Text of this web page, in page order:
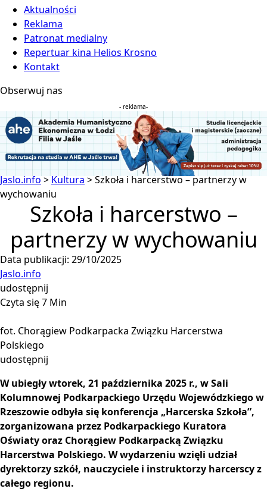
Aktualności
Reklama
Patronat medialny
Repertuar kina Helios Krosno
Kontakt
Obserwuj nas
- reklama-
Jaslo.info>Kultura>Szkoła i harcerstwo – partnerzy w
wychowaniu
Szkoła i harcerstwo –
partnerzy w wychowaniu
Data publikacji: 29/10/2025
Jaslo.info
udostępnij
Czyta się 7 Min
fot. Chorągiew Podkarpacka Związku Harcerstwa
Polskiego
udostępnij
W ubiegły wtorek, 21 października 2025 r., w Sali
Kolumnowej Podkarpackiego Urzędu Wojewódzkiego w
Rzeszowie odbyła się konferencja „Harcerska Szkoła”,
zorganizowana przez Podkarpackiego Kuratora
Oświaty oraz Chorągiew Podkarpacką Związku
Harcerstwa Polskiego. W wydarzeniu wzięli udział
dyrektorzy szkół, nauczyciele i instruktorzy harcerscy z
całego regionu.